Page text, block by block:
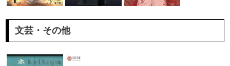
文芸・その他